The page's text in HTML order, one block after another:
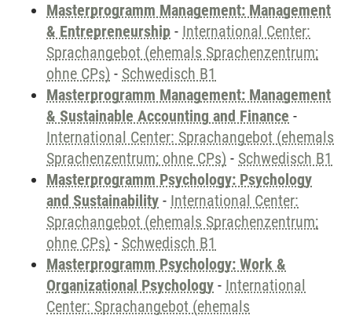
Masterprogramm Management: Management
& Entrepreneurship - International Center:
Sprachangebot (ehemals Sprachenzentrum;
ohne CPs) - Schwedisch B1
Masterprogramm Management: Management
& Sustainable Accounting and Finance -
International Center: Sprachangebot (ehemals
Sprachenzentrum; ohne CPs) - Schwedisch B1
Masterprogramm Psychology: Psychology
and Sustainability - International Center:
Sprachangebot (ehemals Sprachenzentrum;
ohne CPs) - Schwedisch B1
Masterprogramm Psychology: Work &
Organizational Psychology - International
Center: Sprachangebot (ehemals